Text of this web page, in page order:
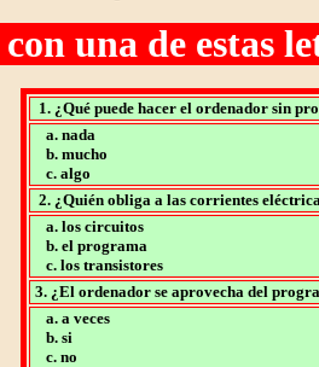
una de estas
1. ¿Qué puede hacer el ordenador sin
a. nada
b. mucho
c. algo
2. ¿Quién obliga a las corrientes
a. los circuitos
b. el programa
c. los transistores
3. ¿El ordenador se aprovecha del
a. a veces
b. si
c. no